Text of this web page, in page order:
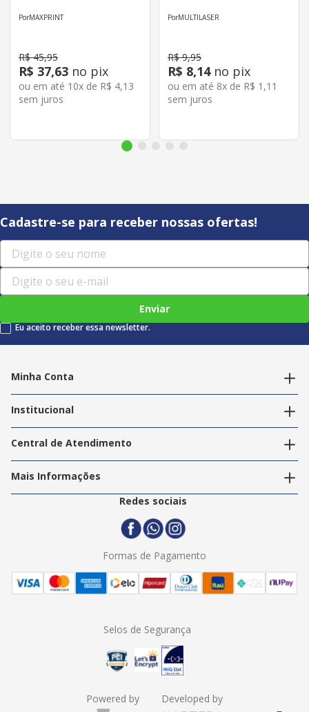
MAXPRINT
R$ 45,95
R$ 37,63 no pix
ou em até 10x de R$ 4,13
sem juros
MULTILASER
R$ 9,95
R$ 8,14no pix
ou em até 8x de R$ 1 ,11
sem juros
Cadastre-se para receber nossas ofertas!
Enviar
Eu aceito receber essa newsletter.
Minha Conta
Editar endereços
Institucional
Nossas Lojas
Trabalhe Conosco
Central de Atendimento
Política de Privacidade
Termos e Condições
Politica de Entrega
Mais Informações
2ª Via Nota Fiscal
Redes sociais
Formas de Pagamento
Selos de Segurança
Powered by Developed by